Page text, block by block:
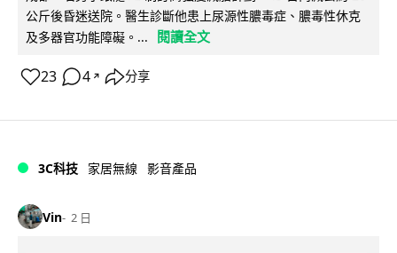
公斤後昏迷送院。醫生診斷他患上尿源性膿毒症、膿毒性休克
及多器官功能障礙。...
閱讀全文
23 4 ↗ 分享
3C科技 家居無線 影音產品
Vin 2 日